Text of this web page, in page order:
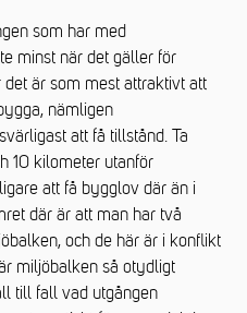
som har med
minst när det gäller för
är som mest attraktivt att
nämligen
att få tillstånd. Ta
10 kilometer utanför
att få bygglov där än i
där är att man har två
och de här är i konflikt
miljöbalken så otydligt
till fall vad utgången